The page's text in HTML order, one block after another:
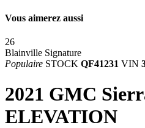
Vous aimerez aussi
26
Blainville Signature
Populaire STOCK QF41231 VIN
2021 GMC
ELEVATION